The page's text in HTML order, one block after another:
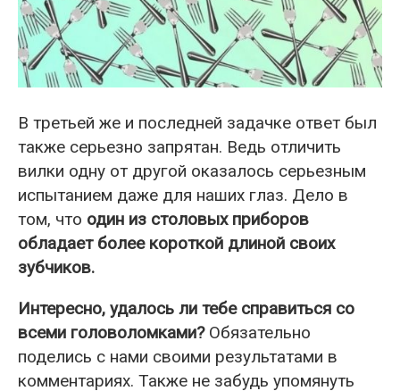
В третьей же и последней задачке ответ был
также серьезно запрятан. Ведь отличить
вилки одну от другой оказалось серьезным
испытанием даже для наших глаз. Дело в
том, что один из столовых приборов
обладает более короткой длиной своих
зубчиков.
Интересно, удалось ли тебе справиться со
всеми головоломками?Обязательно
поделись с нами своими результатами в
комментариях. Также не забудь упомянуть